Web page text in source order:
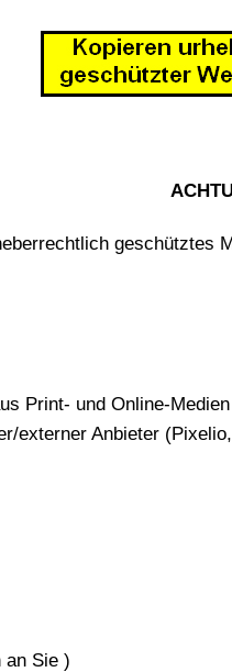
geschütztes
Print- und Online-Medien
externer Anbieter
an Sie )